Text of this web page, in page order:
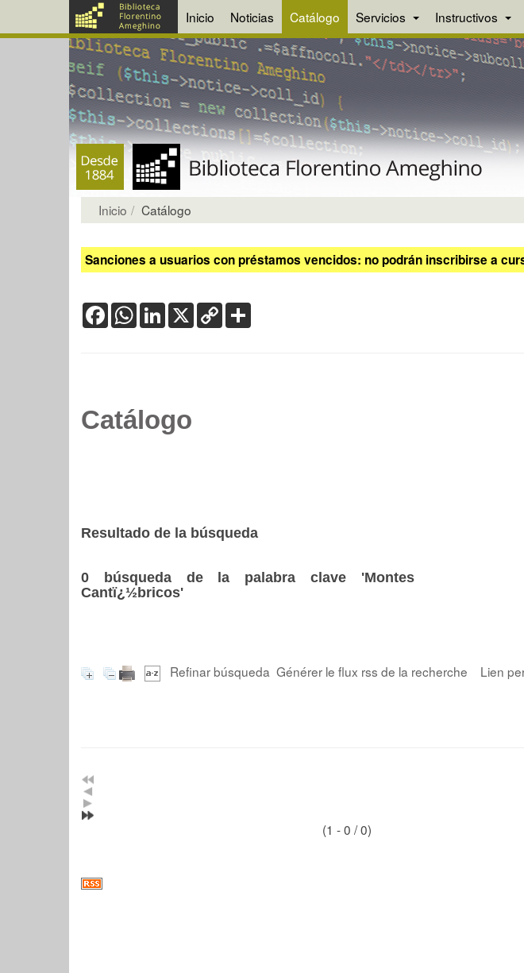
Inicio Noticias Catálogo Servicios Instructivos
Inicio Catálogo
Sanciones a usuarios con préstamos vencidos: no podrán inscribirse a
FacebookWhatsApp
LinkedIn
X Copy
Link
Catálogo
Resultado de la búsqueda
0 búsqueda de la palabra clave 'Montes
Cantï¿½bricos'
Refinar búsqueda Générer le flux rss de la recherche Lien
(1 - 0 / 0)